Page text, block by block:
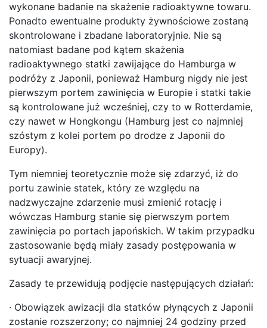
wykonane badanie na skażenie radioaktywne towaru.
Ponadto ewentualne produkty żywnościowe zostaną
skontrolowane i zbadane laboratoryjnie. Nie są
natomiast badane pod kątem skażenia
radioaktywnego statki zawijające do Hamburga w
podróży z Japonii, ponieważ Hamburg nigdy nie jest
pierwszym portem zawinięcia w Europie i statki takie
są kontrolowane już wcześniej, czy to w Rotterdamie,
czy nawet w Hongkongu (Hamburg jest co najmniej
szóstym z kolei portem po drodze z Japonii do
Europy).
Tym niemniej teoretycznie może się zdarzyć, iż do
portu zawinie statek, który ze względu na
nadzwyczajne zdarzenie musi zmienić rotację i
wówczas Hamburg stanie się pierwszym portem
zawinięcia po portach japońskich. W takim przypadku
zastosowanie będą miały zasady postępowania w
sytuacji awaryjnej.
Zasady te przewidują podjęcie następujących działań:
· Obowiązek awizacji dla statków płynących z Japonii
zostanie rozszerzony; co najmniej 24 godziny przed